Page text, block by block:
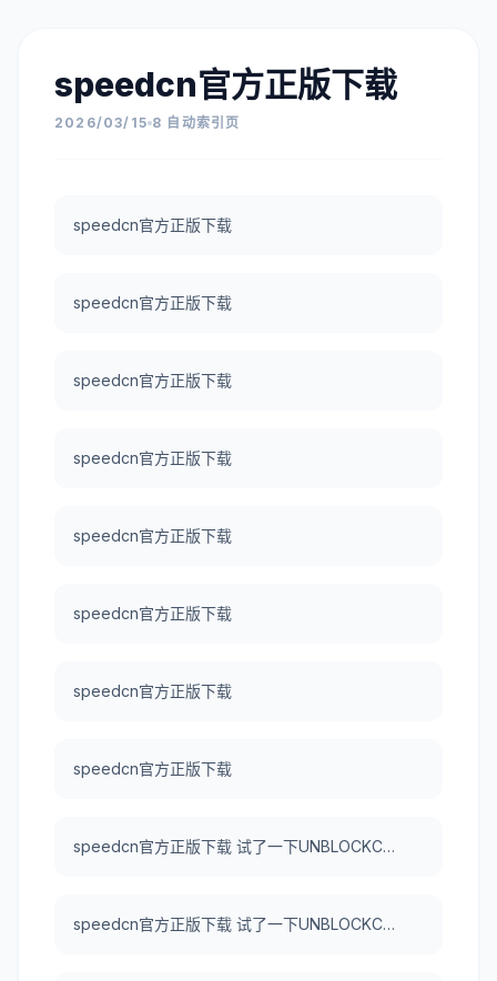
speedcn官方正版下载
2026/03/15 8 自动索引页
speedcn官方正版下载
speedcn官方正版下载
speedcn官方正版下载
speedcn官方正版下载
speedcn官方正版下载
speedcn官方正版下载
speedcn官方正版下载
speedcn官方正版下载
speedcn官方正版下载 试了一下UNBLOCKCN，真好用。
speedcn官方正版下载 试了一下UNBLOCKCN，真好用。